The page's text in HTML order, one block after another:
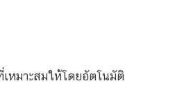
หมาะสมให้โดยอัตโนมัติ